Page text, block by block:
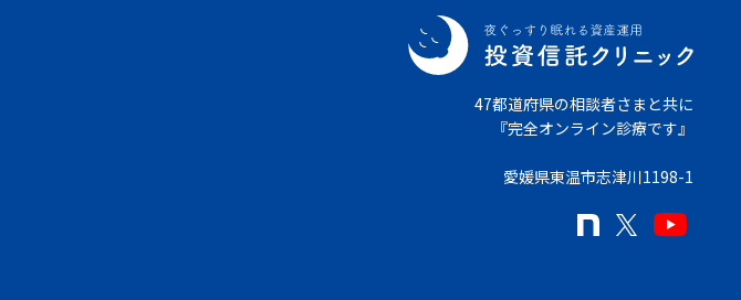
47都道府県の相談者さまと共に
『完全オンライン診療です』
愛媛県東温市志津川1198-1